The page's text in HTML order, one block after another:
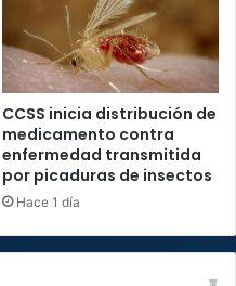
CCSS inicia distribución de
medicamento contra
enfermedad transmitida
por picaduras de insectos
Hace 1 día